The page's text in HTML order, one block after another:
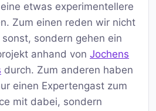
etwas experimentellere
Zum einen reden wir nicht
sondern gehen ein
anhand von Jochens
durch. Zum anderen haben
einen Expertengast zum
mit dabei, sondern